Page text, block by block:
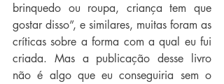
brinquedo ou roupa, criança tem que
gostar disso”, e similares, muitas foram as
críticas sobre a forma com a qual eu fui
criada. Mas a publicação desse livro
não é algo que eu conseguiria sem o